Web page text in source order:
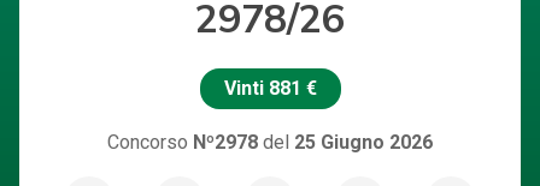
2978/26
Vinti 881 €
Concorso Nº2978 del 25 Giugno 2026